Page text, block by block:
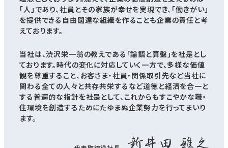
「人」であり、社員とその家族が幸せを実現でき、「働きがい」
を提供できる自由闊達な組織を作ることも企業の責任と考
えております。
当社は、渋沢栄一翁の教えである「論語と算盤」を社是とし
ております。時代の変化に対応していく一方で、多様な価値
観を尊重すること、お客さま・社員・関係取引先など当社に
関わる全ての人々と共存共栄するなど道徳と経済を合一と
する普遍的な指針を社是として、これからもすこやかな職・
住環境を創造するためにたゆまぬ企業努力を行ってまいり
ます。